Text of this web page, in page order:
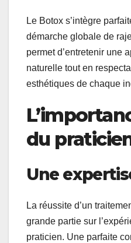
Le Botox s’intègre
démarche globale de
permet d’entretenir une
naturelle tout en
esthétiques de chaque
du
Une
La réussite d’un
grande partie sur
praticien. Une parfaite